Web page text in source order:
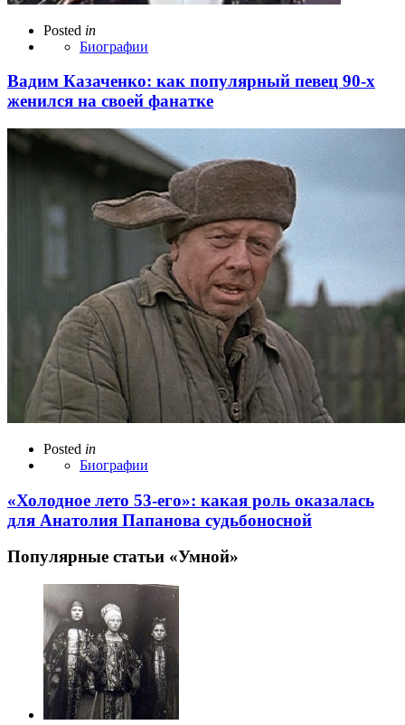
Posted in
Биографии
Вадим Казаченко: как популярный певец 90-х
женился на своей фанатке
Posted in
Биографии
«Холодное лето 53-его»: какая роль оказалась
для Анатолия Папанова судьбоносной
Популярные статьи «Умной»